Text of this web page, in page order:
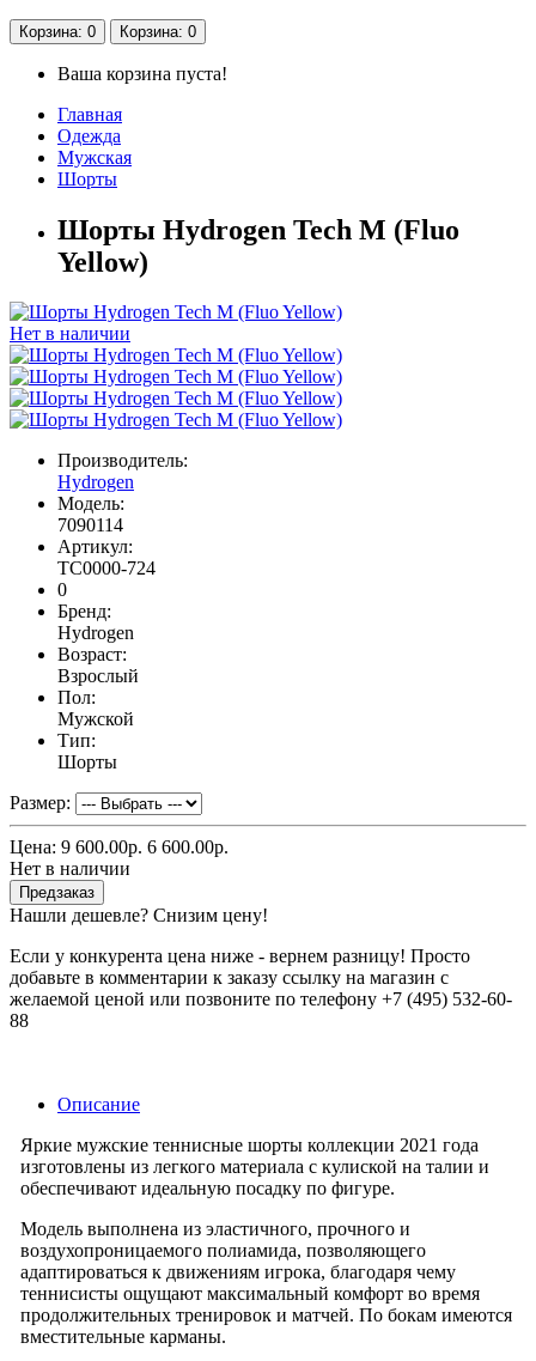
Корзина: 0 Корзина: 0
Ваша корзина пуста!
Главная
Одежда
Мужская
Шорты
Шорты Hydrogen Tech M (Fluo
Yellow)
Нет в наличии
Производитель:
Hydrogen
Модель:
7090114
Артикул:
TC0000-724
0
Бренд:
Hydrogen
Возраст:
Взрослый
Пол:
Мужской
Тип:
Шорты
Размер:
Цена: 9 600.00р. 6 600.00р.
Нет в наличии
Предзаказ
Нашли дешевле? Снизим цену!
Если у конкурента цена ниже - вернем разницу! Просто
добавьте в комментарии к заказу ссылку на магазин с
желаемой ценой или позвоните по телефону +7 (495) 532-60-
88
Описание
Яркие мужские теннисные шорты коллекции 2021 года
изготовлены из легкого материала с кулиской на талии и
обеспечивают идеальную посадку по фигуре.
Модель выполнена из эластичного, прочного и
воздухопроницаемого полиамида, позволяющего
адаптироваться к движениям игрока, благодаря чему
теннисисты ощущают максимальный комфорт во время
продолжительных тренировок и матчей. По бокам имеются
вместительные карманы.